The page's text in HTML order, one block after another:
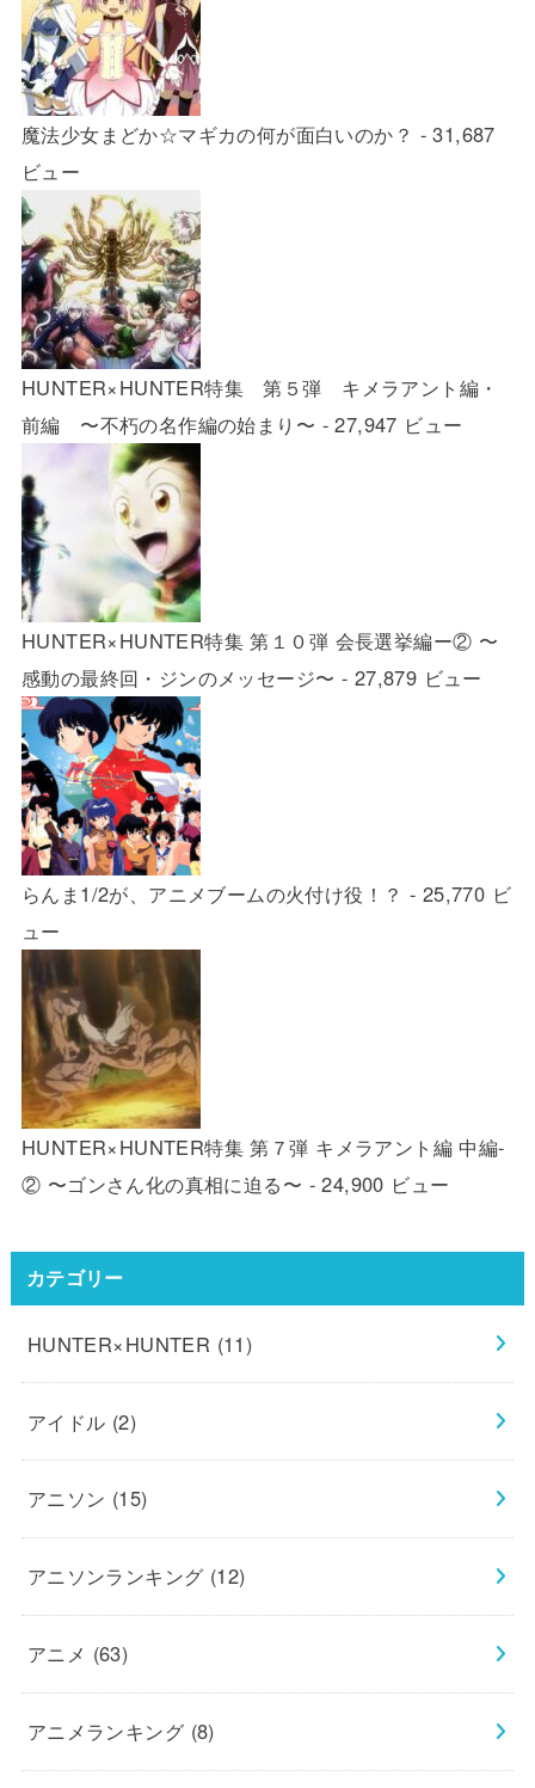
魔法少女まどか☆マギカの何が面白いのか？ - 31,687
ビュー
HUNTER×HUNTER特集 第５弾 キメラアント編・
前編 〜不朽の名作編の始まり〜 - 27,947 ビュー
HUNTER×HUNTER特集 第１０弾 会長選挙編ー② 〜
感動の最終回・ジンのメッセージ〜 - 27,879 ビュー
らんま1/2が、アニメブームの火付け役！？ - 25,770 ビ
ュー
HUNTER×HUNTER特集 第７弾 キメラアント編 中編-
② 〜ゴンさん化の真相に迫る〜 - 24,900 ビュー
カテゴリー
HUNTER×HUNTER (11)
アイドル (2)
アニソン (15)
アニソンランキング (12)
アニメ (63)
アニメランキング (8)